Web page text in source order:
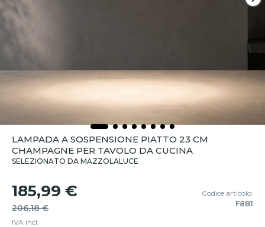
LAMPADA A SOSPENSIONE PIATTO 23 CM
CHAMPAGNE PER TAVOLO DA CUCINA
SELEZIONATO DA MAZZOLALUCE
185,99 €
206,18 €
IVA incl.
Codice articolo:
F8B1